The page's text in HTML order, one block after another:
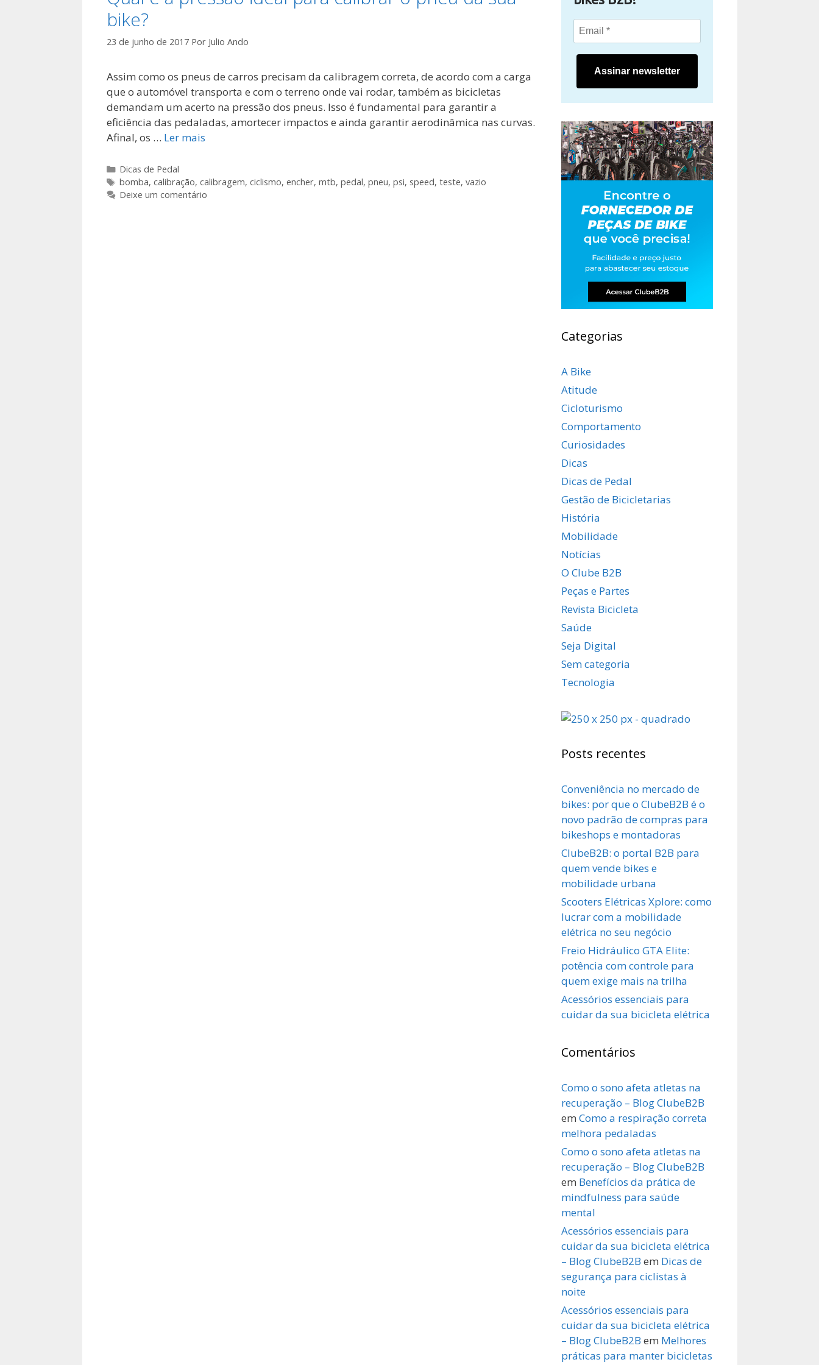
bike?
23 de junho de 2017 Por Julio Ando
Assim como os pneus de carros precisam da calibragem correta, de acordo com a carga
que o automóvel transporta e com o terreno onde vai rodar, também as bicicletas
demandam um acerto na pressão dos pneus. Isso é fundamental para garantir a
eficiência das pedaladas, amortecer impactos e ainda garantir aerodinâmica nas curvas.
Afinal, os … Ler mais
Categorias
Dicas de Pedal
Tags
bomba,calibração,calibragem,ciclismo,encher,mtb,pedal,pneu,psi, speed,teste,vazio
Deixe um comentário
Assinar newsletter
Categorias
A Bike
Atitude
Cicloturismo
Comportamento
Curiosidades
Dicas
Dicas de Pedal
Gestão de Bicicletarias
História
Mobilidade
Notícias
O Clube B2B
Peças e Partes
Revista Bicicleta
Saúde
Seja Digital
Sem categoria
Tecnologia
Posts recentes
Conveniência no mercado de
bikes: por que o ClubeB2B é o
novo padrão de compras para
bikeshops e montadoras
ClubeB2B: o portal B2B para
quem vende bikes e
mobilidade urbana
Scooters Elétricas Xplore: como
lucrar com a mobilidade
elétrica no seu negócio
Freio Hidráulico GTA Elite:
potência com controle para
quem exige mais na trilha
Acessórios essenciais para
cuidar da sua bicicleta elétrica
Comentários
Como o sono afeta atletas na
recuperação – Blog ClubeB2B
em Como a respiração correta
melhora pedaladas
Como o sono afeta atletas na
recuperação – Blog ClubeB2B
em Benefícios da prática de
mindfulness para saúde
mental
Acessórios essenciais para
cuidar da sua bicicleta elétrica
– Blog ClubeB2B em Dicas de
segurança para ciclistas à
noite
Acessórios essenciais para
cuidar da sua bicicleta elétrica
– Blog ClubeB2B em Melhores
práticas para manter bicicletas